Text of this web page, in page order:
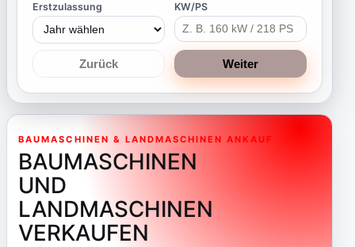
BAUMASCHINEN & LANDMASCHINEN ANKAUF
BAUMASCHINEN
UND
LANDMASCHINEN
VERKAUFEN
Erstzulassung KW/PS
Zurück Weiter